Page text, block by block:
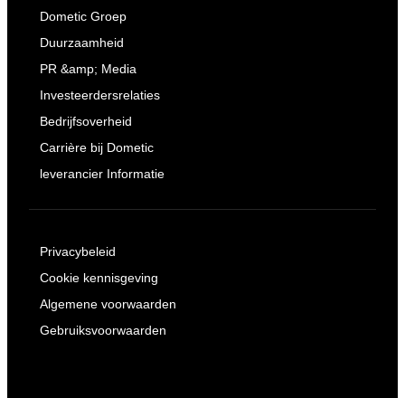
Dometic Groep
Duurzaamheid
PR &amp; Media
Investeerdersrelaties
Bedrijfsoverheid
Carrière bij Dometic
leverancier Informatie
Privacybeleid
Cookie kennisgeving
Algemene voorwaarden
Gebruiksvoorwaarden